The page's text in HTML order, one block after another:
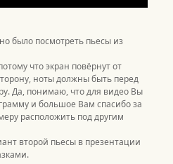
было посмотреть пьесы из
что экран повёрнут от
ноты должны быть перед
Да, понимаю, что для видео Вы
и большое Вам спасибо за
расположить под другим
второй пьесы в презентации